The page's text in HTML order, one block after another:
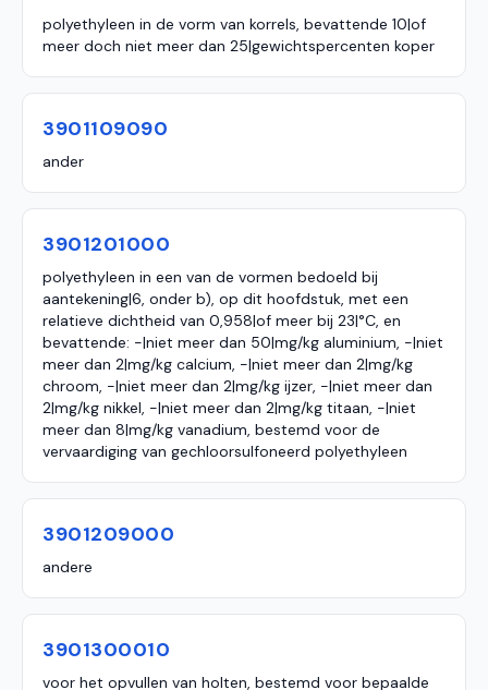
polyethyleen in de vorm van korrels, bevattende 10|of
meer doch niet meer dan 25|gewichtspercenten koper
3901109090
ander
3901201000
polyethyleen in een van de vormen bedoeld bij
aantekening|6, onder b), op dit hoofdstuk, met een
relatieve dichtheid van 0,958|of meer bij 23|°C, en
bevattende: -|niet meer dan 50|mg/kg aluminium, -|niet
meer dan 2|mg/kg calcium, -|niet meer dan 2|mg/kg
chroom, -|niet meer dan 2|mg/kg ijzer, -|niet meer dan
2|mg/kg nikkel, -|niet meer dan 2|mg/kg titaan, -|niet
meer dan 8|mg/kg vanadium, bestemd voor de
vervaardiging van gechloorsulfoneerd polyethyleen
3901209000
andere
3901300010
voor het opvullen van holten, bestemd voor bepaalde